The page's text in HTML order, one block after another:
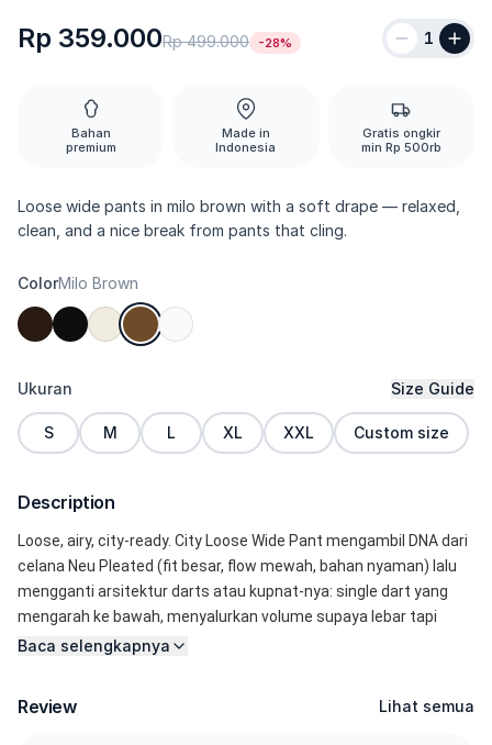
Rp 359.000Rp 499.000 -28% 1
Bahan
premium
Made in
Indonesia
Gratis ongkir
min Rp 500rb
Loose wide pants in milo brown with a soft drape — relaxed,
clean, and a nice break from pants that cling.
ColorMilo Brown
Ukuran Size Guide
S M L XL XXL Custom size
Description
Loose, airy, city-ready. City Loose Wide Pant mengambil DNA dari
celana Neu Pleated (fit besar, flow mewah, bahan nyaman) lalu
mengganti arsitektur darts atau kupnat-nya: single dart yang
mengarah ke bawah, menyalurkan volume supaya lebar tapi
tetap tertata dari paha sampai mendekati hem. Kainnya sama
halus, dengan sensasi hangat-nyaman namun tetap “cool” di
Baca selengkapnya
Review Lihat semua